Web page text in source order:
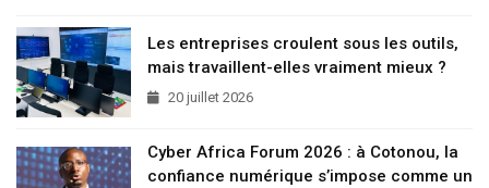
Les entreprises croulent sous les outils,
mais travaillent-elles vraiment mieux ?
20 juillet 2026
Cyber Africa Forum 2026 : à Cotonou, la
confiance numérique s’impose comme un